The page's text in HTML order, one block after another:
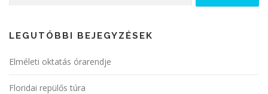
LEGUTÓBBI BEJEGYZÉSEK
Elméleti oktatás órarendje
Floridai repülős túra